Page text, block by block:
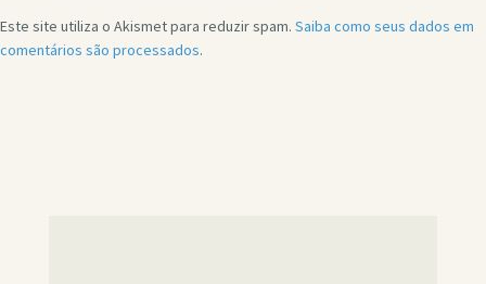
Este site utiliza o Akismet para reduzir spam. Saiba como seus dados em
comentários são processados.